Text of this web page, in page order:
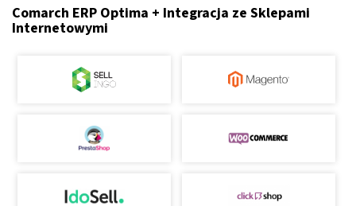
Comarch ERP Optima + Integracja ze Sklepami
Internetowymi